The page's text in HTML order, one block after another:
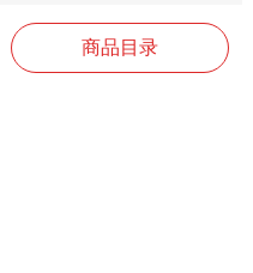
商品目录